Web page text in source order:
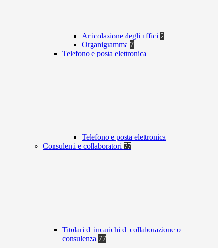
Articolazione degli uffici 2
Organigramma 7
Telefono e posta elettronica
Telefono e posta elettronica
Consulenti e collaboratori 77
Titolari di incarichi di collaborazione o
consulenza 77